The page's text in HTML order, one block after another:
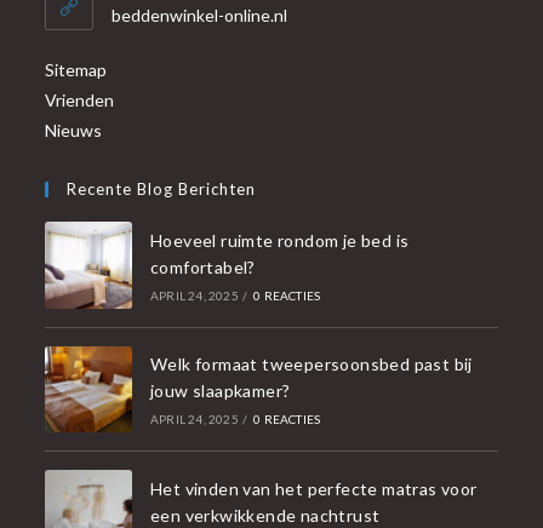
beddenwinkel-online.nl
Sitemap
Vrienden
Nieuws
Recente Blog Berichten
Hoeveel ruimte rondom je bed is
comfortabel?
APRIL 24, 2025 / 0 REACTIES
Welk formaat tweepersoonsbed past bij
jouw slaapkamer?
APRIL 24, 2025 / 0 REACTIES
Het vinden van het perfecte matras voor
een verkwikkende nachtrust